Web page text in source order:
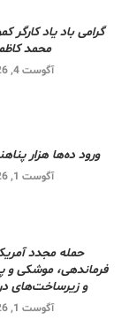
گرامی باد یاد کارگر
محمد
آگوست 4, 2026
ورود ده‌ها هزار
آگوست 1, 2026
حمله مجدد
فرماندهی، موشکی و
و زیرساخت‌های
آگوست 1, 2026